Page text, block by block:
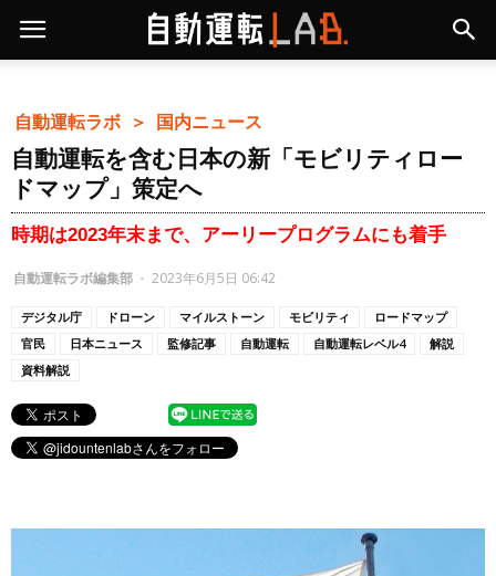
自動運転ラボ ＞ 国内ニュース
自動運転を含む日本の新「モビリティロー
ドマップ」策定へ
時期は2023年末まで、アーリープログラムにも着手
自動運転ラボ編集部 - 2023年6月5日 06:42
デジタル庁 ドローン マイルストーン モビリティ
ロードマップ
官民
日本ニュース 監修記事 自動運転 自動運転レベル4
解説
資料解説